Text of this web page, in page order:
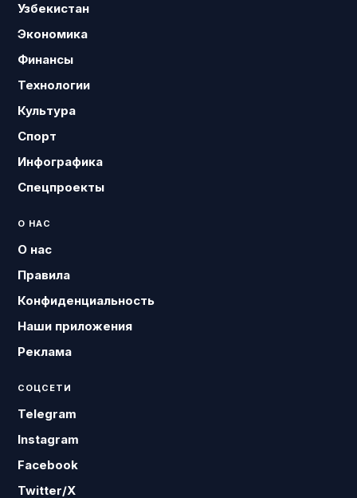
Узбекистан
Экономика
Финансы
Технологии
Культура
Спорт
Инфографика
Спецпроекты
О НАС
О нас
Правила
Конфиденциальность
Наши приложения
Реклама
СОЦСЕТИ
Telegram
Instagram
Facebook
Twitter/X